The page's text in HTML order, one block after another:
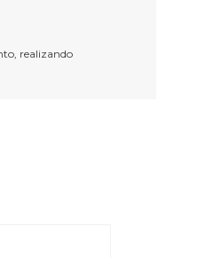
realizando